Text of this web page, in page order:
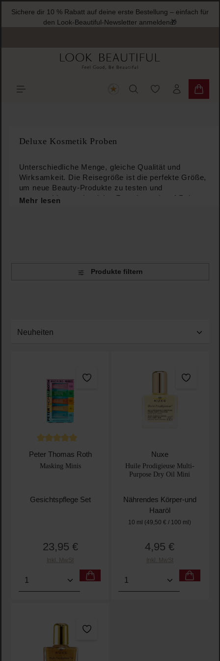
springen
Sichere dir 10 % Rabatt auf deine erste Bestellung – einfach für
den Look-Beautiful-Newsletter anmelden🎁
Du hast 0
Deluxe Kosmetik Proben
Unterschiedliche Menge, gleiche Qualität und
Wirksamkeit. Die Reisegröße ist die perfekte Größe,
um neue Beauty-Produkte zu testen und
auszuprobieren oder deine Favoriten mit auf Reisen
Mehr lesen
Produkte filtern
Peter Thomas Roth
Masking Minis
Gesichtspflege Set
Regulärer Preis:
23,95 €
Inkl. MwSt
Produkt Anzahl: Gib den gewünschten Wert ein
Nuxe
Huile Prodigieuse Multi-
Purpose Dry Oil Mini
Nährendes Körper-und
Haaröl
10 ml (49,50 € / 100 ml)
Regulärer Preis:
4,95 €
Inkl. MwSt
Produkt Anzahl: Gib